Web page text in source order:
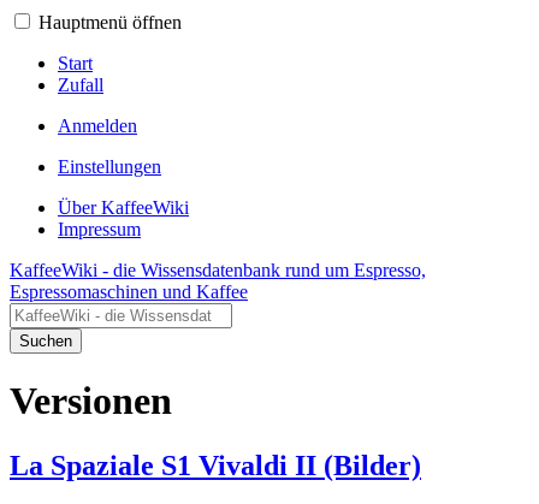
Hauptmenü öffnen
Start
Zufall
Anmelden
Einstellungen
Über KaffeeWiki
Impressum
KaffeeWiki - die Wissensdatenbank rund um Espresso,
Espressomaschinen und Kaffee
Suchen
Versionen
La Spaziale S1 Vivaldi II (Bilder)